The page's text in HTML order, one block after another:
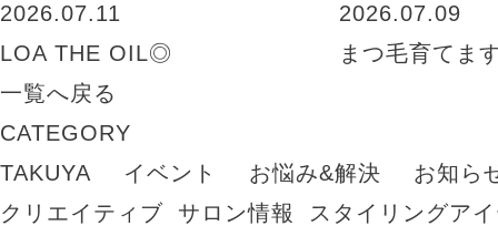
2026.07.11
LOA THE OIL◎
2026.07.09
まつ毛育てま
一覧へ戻る
CATEGORY
TAKUYA
イベント お悩み&解決
お知ら
クリエイティブ
サロン情報
スタイリングア